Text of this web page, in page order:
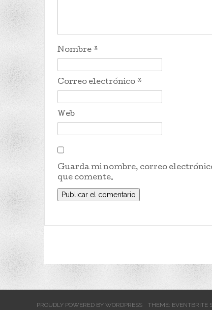
Nombre *
Correo electrónico *
Web
Guarda mi nombre, correo
que comente.
PROUDLY POWERED BY WORDPRESS THEME: EVENTBRITE